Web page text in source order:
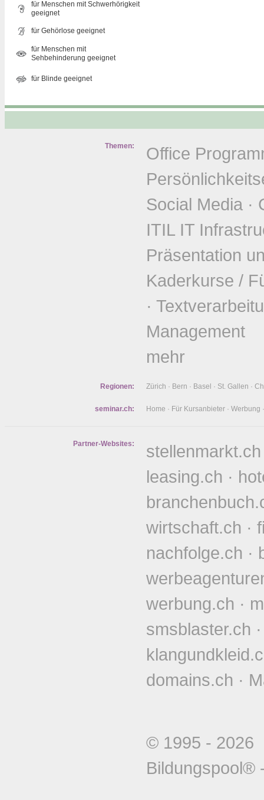
für Menschen mit Schwerhörigkeit
geeignet
für Gehörlose geeignet
für Menschen mit
Sehbehinderung geeignet
für Blinde geeignet
Themen:
Office
Social Media ·
ITIL IT
Präsentation
Kaderkurse /
·
Management
mehr
Regionen: Zürich · Bern · Basel · St. Gallen ·
seminar.ch: Home · Für Kursanbieter · Werbung
Partner-Websites: stellenmarkt.ch
leasing.ch ·
wirtschaft.ch ·
nachfolge.ch ·
werbung.ch ·
smsblaster.ch
domains.ch ·
© 1995 -
Bildungspool®